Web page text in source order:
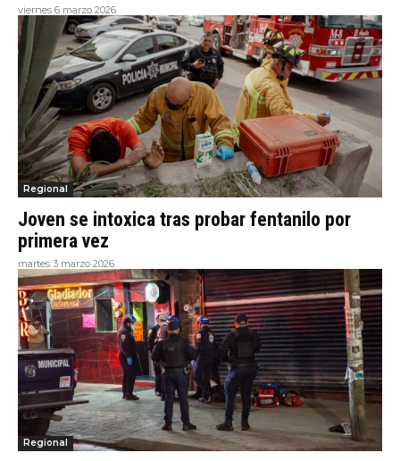
viernes 6 marzo 2026
Regional
Joven se intoxica tras probar fentanilo por
primera vez
martes 3 marzo 2026
Regional